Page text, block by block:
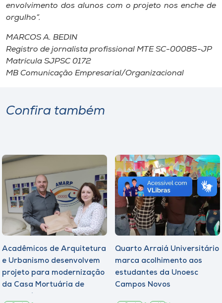
envolvimento dos alunos com o projeto nos enche de
orgulho”.
MARCOS A. BEDIN
Registro de jornalista profissional MTE SC-00085-JP
Matrícula SJPSC 0172
MB Comunicação Empresarial/Organizacional
Confira também
Acadêmicos de Arquitetura
e Urbanismo desenvolvem
projeto para modernização
da Casa Mortuária de
Quarto Arraiá Universitário
marca acolhimento aos
estudantes da Unoesc
Campos Novos